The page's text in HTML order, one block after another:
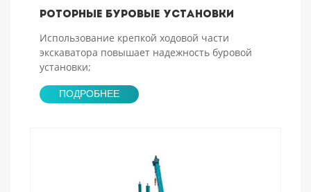
Роторные буровые установки
Использование крепкой ходовой части
экскаватора повышает надежность буровой
установки;
ПОДРОБНЕЕ